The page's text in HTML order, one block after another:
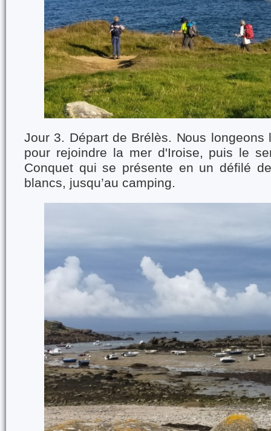
Jour 3. Départ de Brélès. Nous longeons
pour rejoindre la mer d'Iroise, puis le
Conquet qui se présente en un défilé
blancs, jusqu’au camping.